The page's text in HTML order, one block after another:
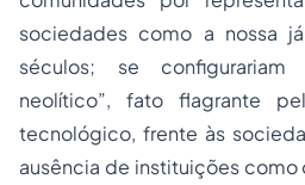
sociedades como a nossa
séculos; se
neolítico”, fato flagrante
tecnológico, frente às
ausência de instituições como